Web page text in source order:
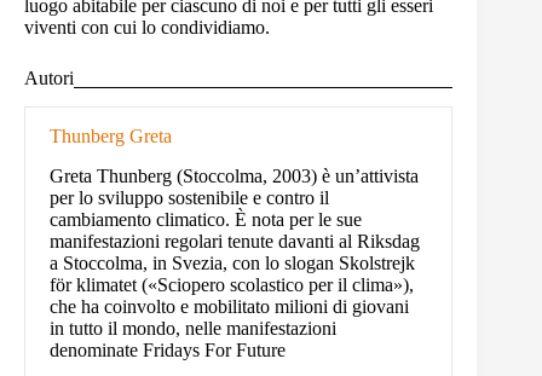
luogo abitabile per ciascuno di noi e per tutti gli esseri
viventi con cui lo condividiamo.
Autori
Thunberg Greta
Greta Thunberg (Stoccolma, 2003) è un’attivista
per lo sviluppo sostenibile e contro il
cambiamento climatico. È nota per le sue
manifestazioni regolari tenute davanti al Riksdag
a Stoccolma, in Svezia, con lo slogan Skolstrejk
för klimatet («Sciopero scolastico per il clima»),
che ha coinvolto e mobilitato milioni di giovani
in tutto il mondo, nelle manifestazioni
denominate Fridays For Future